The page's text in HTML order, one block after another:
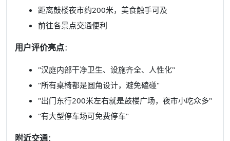
距离鼓楼夜市约200米，美食触手可及
前往各景点交通便利
用户评价亮点：
"汉庭内部干净卫生、设施齐全、人性化"
"所有桌椅都是圆角设计，避免磕碰"
"出门东行200米左右就是鼓楼广场，夜市小吃众多"
"有大型停车场可免费停车"
附近交通：